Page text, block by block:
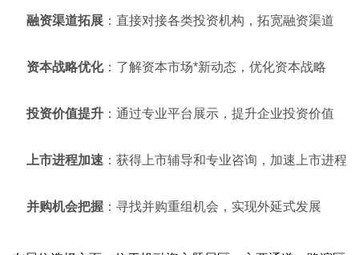
融资渠道拓展 ：直接对接各类投资机构，拓宽融资渠道
资本战略优化：了解资本市场*新动态，优化资本战略
投资价值提升 ：通过专业平台展示，提升企业投资价值
上市进程加速 ：获得上市辅导和专业咨询，加速上市进程
并购机会把握 ：寻找并购重组机会，实现外延式发展